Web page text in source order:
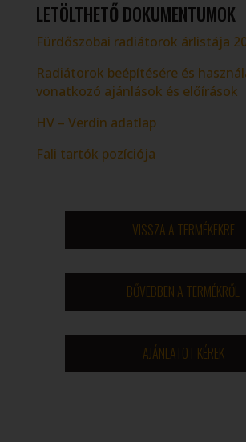
LETÖLTHETŐ DOKUMENTUMOK
Fürdőszobai radiátorok árlistája
Radiátorok beépítésére és
vonatkozó ajánlások és előírások
HV – Verdin adatlap
Fali tartók pozíciója
VISSZA A TERMÉKEKRE
BŐVEBBEN A TERMÉKRŐL
AJÁNLATOT KÉREK